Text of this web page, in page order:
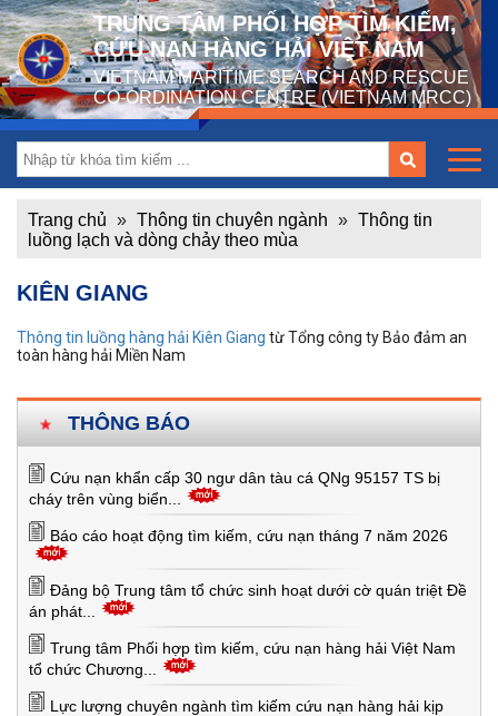
TRUNG TÂM PHỐI HỢP TÌM KIẾM,
CỨU NẠN HÀNG HẢI VIỆT NAM
VIETNAM MARITIME SEARCH AND RESCUE
CO-ORDINATION CENTRE (VIETNAM MRCC)
Trang chủ » Thông tin chuyên ngành » Thông tin
luồng lạch và dòng chảy theo mùa
THÔNG BÁO
Cứu nạn khẩn cấp 30 ngư dân tàu cá QNg 95157 TS bị
cháy trên vùng biển...
Báo cáo hoạt động tìm kiếm, cứu nạn tháng 7 năm 2026
Đảng bộ Trung tâm tổ chức sinh hoạt dưới cờ quán triệt Đề
án phát...
Trung tâm Phối hợp tìm kiếm, cứu nạn hàng hải Việt Nam
tổ chức Chương...
Lực lượng chuyên ngành tìm kiếm cứu nạn hàng hải kịp
KIÊN GIANG
Thông tin luồng hàng hải Kiên Giang từ Tổng công ty Bảo đảm an
toàn hàng hải Miền Nam